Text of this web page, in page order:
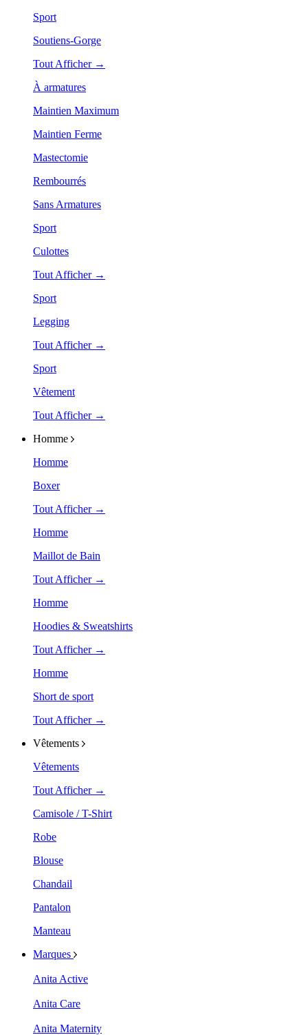
Sport
Soutiens-Gorge
Tout Afficher →
À armatures
Maintien Maximum
Maintien Ferme
Mastectomie
Rembourrés
Sans Armatures
Sport
Culottes
Tout Afficher →
Sport
Legging
Tout Afficher →
Sport
Vêtement
Tout Afficher →
Homme
Homme
Boxer
Tout Afficher →
Homme
Maillot de Bain
Tout Afficher →
Homme
Hoodies & Sweatshirts
Tout Afficher →
Homme
Short de sport
Tout Afficher →
Vêtements
Vêtements
Tout Afficher →
Camisole / T-Shirt
Robe
Blouse
Chandail
Pantalon
Manteau
Marques
Anita Active
Anita Care
Anita Maternity